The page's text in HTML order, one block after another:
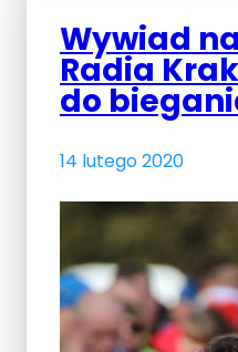
Wywiad
Radia
do
14 lutego 2020